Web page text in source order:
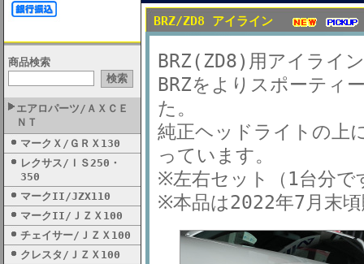
商品検索
エアロパーツ/ＡＸＣＥ
ＮＴ
マークＸ/ＧＲＸ130
レクサス/ＩＳ250・
350
マークII/JZX110
マークII/ＪＺＸ100
チェイサー/ＪＺＸ100
クレスタ/ＪＺＸ100
BRZ/ZD8 アイライン
BRZ(ZD8)用アイライ
BRZをよりスポーティ
た。
純正ヘッドライトの上
っています。
※左右セット（1台分で
※本品は2022年7月末